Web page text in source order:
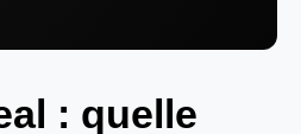
: quelle